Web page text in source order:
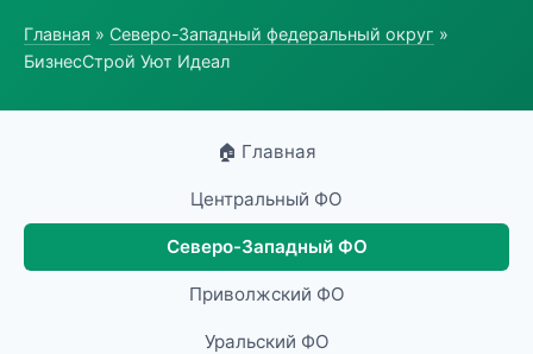
Главная » Северо-Западный федеральный округ »
БизнесСтрой Уют Идеал
🏠 Главная
Центральный ФО
Северо-Западный ФО
Приволжский ФО
Уральский ФО